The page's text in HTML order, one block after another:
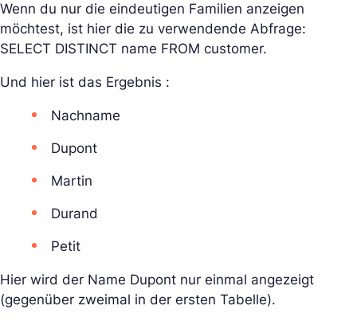
Wenn du nur die eindeutigen Familien anzeigen
möchtest, ist hier die zu verwendende Abfrage:
SELECT DISTINCT name FROM customer.
Und hier ist das Ergebnis :
Nachname
Dupont
Martin
Durand
Petit
Hier wird der Name Dupont nur einmal angezeigt
(gegenüber zweimal in der ersten Tabelle).